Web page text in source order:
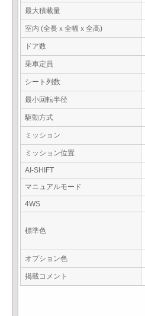
最大積載量
室内 (全長ｘ全幅ｘ全高)
ドア数
乗車定員
シート列数
最小回転半径
駆動方式
ミッション
ミッション位置
AI-SHIFT
マニュアルモード
4WS
標準色
オプション色
掲載コメント